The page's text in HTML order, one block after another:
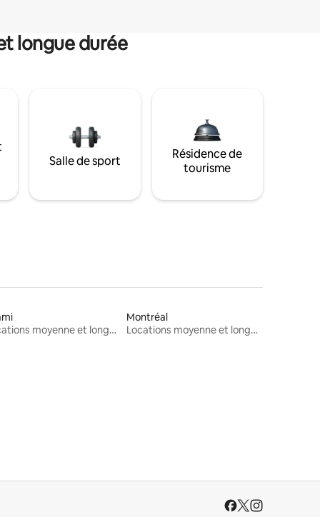
longue durée
Salle de sport
Résidence de
tourisme
Locations moyenne et longue durée
Montréal
Locations moyenne et longue durée